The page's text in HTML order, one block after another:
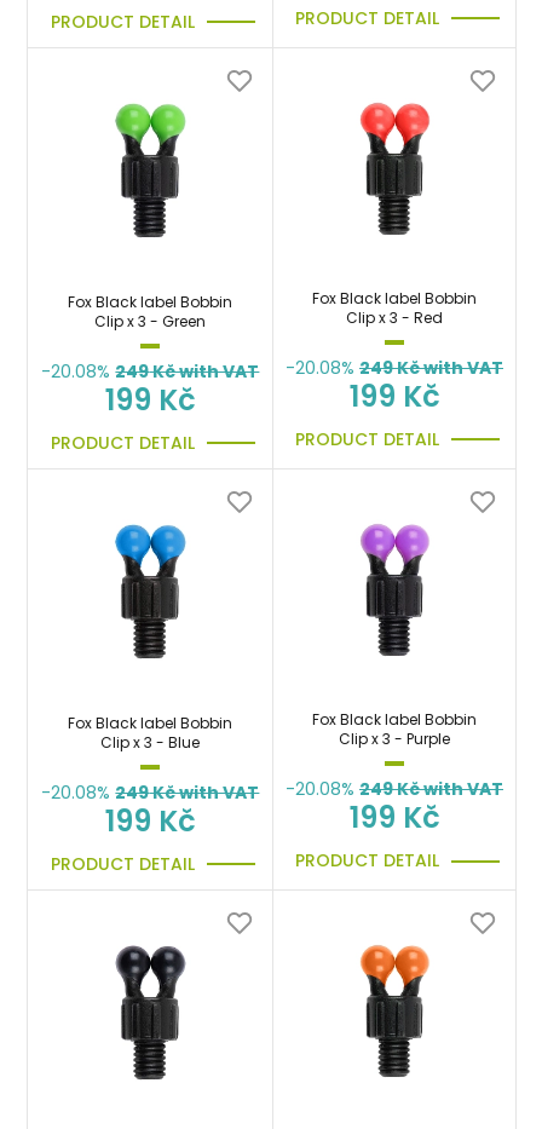
PRODUCT DETAIL PRODUCT DETAIL
Fox Black label Bobbin
Clip x 3 - Green
-20.08% 249Kč with VAT
199 Kč
PRODUCT DETAIL
Fox Black label Bobbin
Clip x 3 - Red
-20.08% 249Kč with VAT
199 Kč
PRODUCT DETAIL
Fox Black label Bobbin
Clip x 3 - Blue
-20.08% 249Kč with VAT
199 Kč
PRODUCT DETAIL
Fox Black label Bobbin
Clip x 3 - Purple
-20.08% 249Kč with VAT
199 Kč
PRODUCT DETAIL